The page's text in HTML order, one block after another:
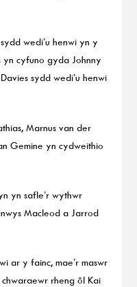
wedi’u henwi yn y
yn cyfuno gyda Johnny
sydd wedi’u henwi
Marnus van der
Gemine yn cydweithio
yn safle’r wythwr
Macleod a Jarrod
ar y fainc, mae’r maswr
rheng ôl Kai